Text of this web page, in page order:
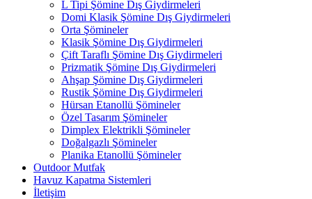
L Tipi Şömine Dış Giydirmeleri
Domi Klasik Şömine Dış Giydirmeleri
Orta Şömineler
Klasik Şömine Dış Giydirmeleri
Çift Taraflı Şömine Dış Giydirmeleri
Prizmatik Şömine Dış Giydirmeleri
Ahşap Şömine Dış Giydirmeleri
Rustik Şömine Dış Giydirmeleri
Hürsan Etanollü Şömineler
Özel Tasarım Şömineler
Dimplex Elektrikli Şömineler
Doğalgazlı Şömineler
Planika Etanollü Şömineler
Outdoor Mutfak
Havuz Kapatma Sistemleri
İletişim